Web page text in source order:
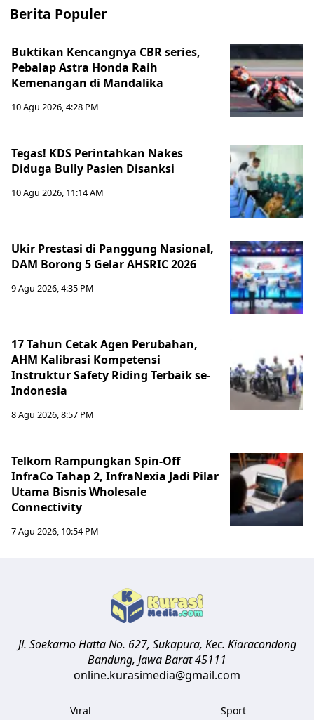
Berita Populer
Buktikan Kencangnya CBR series,
Pebalap Astra Honda Raih
Kemenangan di Mandalika
10 Agu 2026, 4:28 PM
Tegas! KDS Perintahkan Nakes
Diduga Bully Pasien Disanksi
10 Agu 2026, 11:14 AM
Ukir Prestasi di Panggung Nasional,
DAM Borong 5 Gelar AHSRIC 2026
9 Agu 2026, 4:35 PM
17 Tahun Cetak Agen Perubahan,
AHM Kalibrasi Kompetensi
Instruktur Safety Riding Terbaik se-
Indonesia
8 Agu 2026, 8:57 PM
Telkom Rampungkan Spin-Off
InfraCo Tahap 2, InfraNexia Jadi Pilar
Utama Bisnis Wholesale
Connectivity
7 Agu 2026, 10:54 PM
Jl. Soekarno Hatta No. 627, Sukapura, Kec. Kiaracondong
Bandung, Jawa Barat45111
online.kurasimedia@gmail.com
Viral Sport